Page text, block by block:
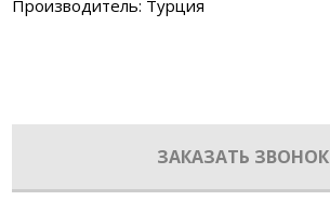
Производитель: Турция
ЗАКАЗАТЬ ЗВОНОК